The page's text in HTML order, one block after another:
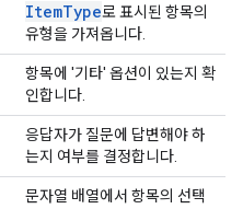
ItemType로 표시된 항목의
유형을 가져옵니다.
항목에 '기타' 옵션이 있는지 확
인합니다.
응답자가 질문에 답변해야 하
는지 여부를 결정합니다.
문자열 배열에서 항목의 선택